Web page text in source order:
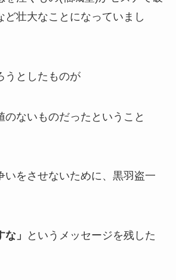
ど壮大なことになっていまし
うとしたものが
のないものだったということ
いをさせないために、黒羽盗一
」
というメッセージを残した